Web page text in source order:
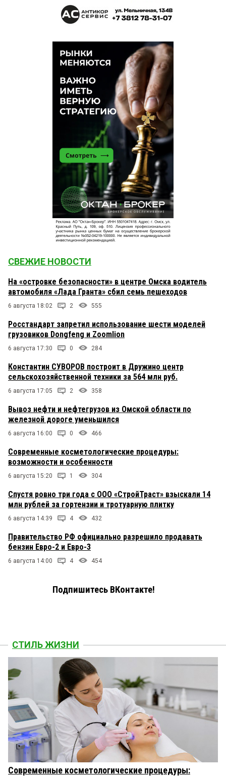
СВЕЖИЕ НОВОСТИ
На «островке безопасности» в центре Омска водитель
автомобиля «Лада Гранта» сбил семь пешеходов
6 августа 18:02 2 555
Росстандарт запретил использование шести моделей
грузовиков Dongfeng и Zoomlion
6 августа 17:30 0 284
Константин СУВОРОВ построит в Дружино центр
сельскохозяйственной техники за 564 млн руб.
6 августа 17:05 2 358
Вывоз нефти и нефтегрузов из Омской области по
железной дороге уменьшился
6 августа 16:00 0 466
Современные косметологические процедуры:
возможности и особенности
6 августа 15:20 1 304
Спустя ровно три года с ООО «СтройТраст» взыскали 14
млн рублей за гортензии и тротуарную плитку
6 августа 14:39 4 432
Правительство РФ официально разрешило продавать
бензин Евро-2 и Евро-3
6 августа 14:00 4 454
Подпишитесь ВКонтакте!
СТИЛЬ ЖИЗНИ
Современные косметологические процедуры: